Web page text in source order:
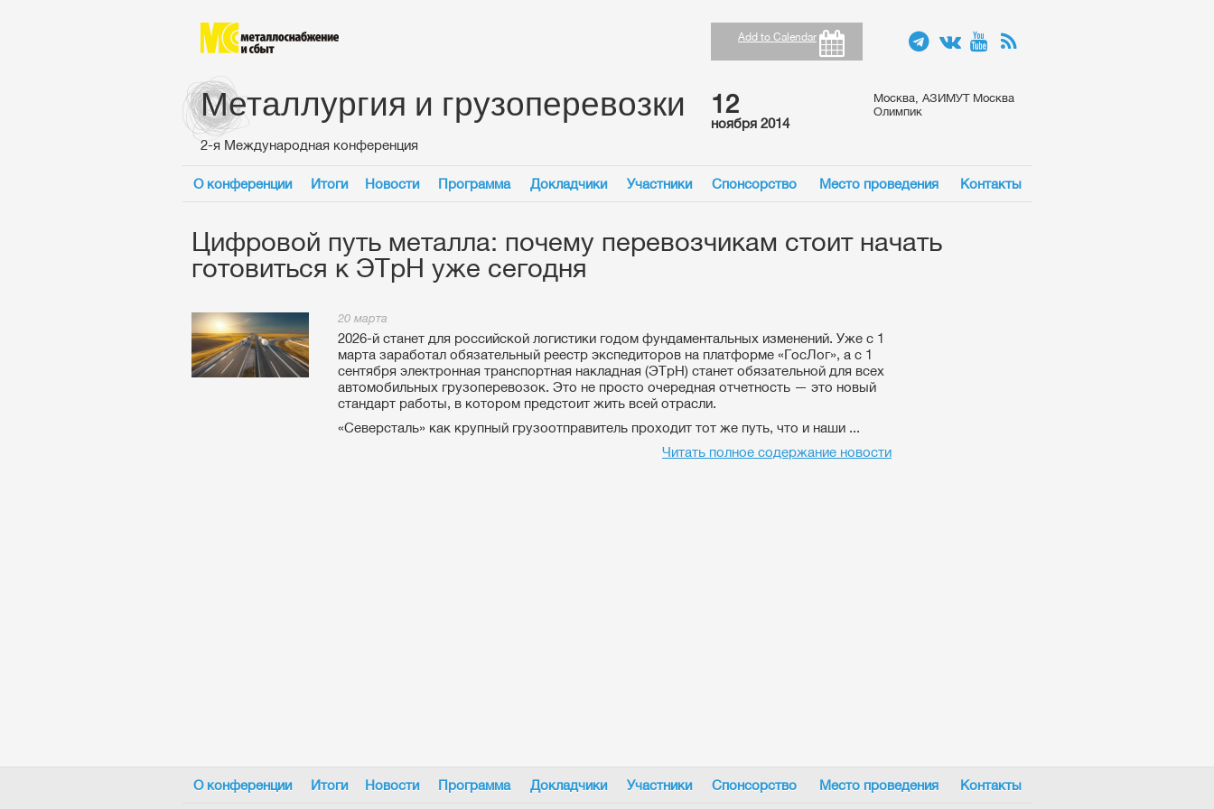
Add to Calendar
Металлургия и грузоперевозки
2-я Международная конференция
12
ноября 2014
Москва, АЗИМУТ Москва
Олимпик
О конференции Итоги Новости Программа Докладчики Участники Спонсорство Место проведения Контакты
Цифровой путь металла: почему перевозчикам стоит начать
готовиться к ЭТрН уже сегодня
20 марта
2026-й станет для российской логистики годом фундаментальных изменений. Уже с 1
марта заработал обязательный реестр экспедиторов на платформе «ГосЛог», а с 1
сентября электронная транспортная накладная (ЭТрН) станет обязательной для всех
автомобильных грузоперевозок. Это не просто очередная отчетность — это новый
стандарт работы, в котором предстоит жить всей отрасли.
«Северсталь» как крупный грузоотправитель проходит тот же путь, что и наши ...
Читать полное содержание новости
О конференции Итоги Новости Программа Докладчики Участники Спонсорство Место проведения Контакты